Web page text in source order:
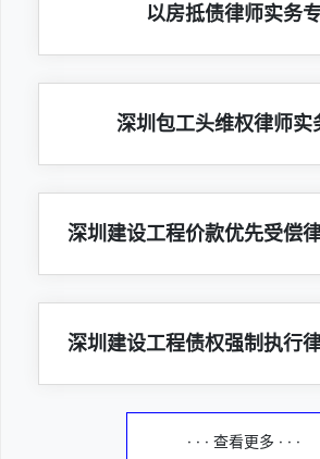
以房抵债律师实务
深圳包工头维权律师实
深圳建设工程价款优先受偿
深圳建设工程债权强制执行
· · · 查看更多 · · ·